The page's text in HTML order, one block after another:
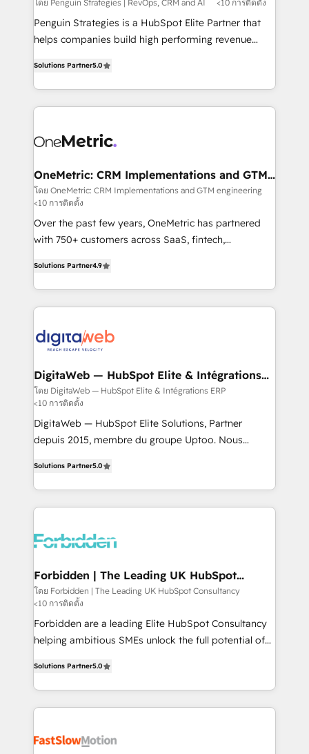
entre l'expertise humaine et l'intelligence artificielle.
Pas pour remplacer l'humain, mais pour l'augmenter.
transformation. D'abord les fondations : des
données unifiées, des processus alignés. Ensuite
vraie performance vient de l'intérieur. Act Inside.
Stand Out.
โดย Penguin Strategies | RevOps, CRM and AI <10 การติดตั้ง
Penguin Strategies is a HubSpot Elite Partner that
helps companies build high performing revenue
system environments and global SaaS or
manufacturing teams. Trusted by leading enterprises
and fast growing scale ups including Sony, Rapyd,
Design Automation and Uptive. 📊 RevOps & data
integrations 🤖 AI workflows & enrichment 📘 Team
enablement & company-wide adoption We create
HubSpot environments that teams use with
confidence and that leadership can rely on for
scalable revenue insights.
Solutions Partner5.0
OneMetric: CRM Implementations and GTM
engineering
โดย OneMetric: CRM Implementations and GTM engineering
<10 การติดตั้ง
Over the past few years, OneMetric has partnered
with 750+ customers across SaaS, fintech,
150+ HubSpot-certified experts, we deliver scalable
solutions to complex GTM and RevOps challenges.
Our Expertise 🔹 Onboarding & Implementation:
tailored to your GTM motion. 🔹 Migrations: Move
downtime. 🔹 RevOps Strategy: Align teams,
processes, and data to drive revenue efficiency. 🔹
Integrations: Connect HubSpot with your tech stack
for better adoption. 🔹 Custom Solutions: Build
tailored apps, workflows, and configurations. We are
our commitment to data security and compliance. At
OneMetric, we help revenue teams focus on the
OneMetric that matters most: revenue.
Solutions Partner4.9
DigitaWeb — HubSpot Elite & Intégrations
ERP
โดย DigitaWeb — HubSpot Elite & Intégrations ERP
<10 การติดตั้ง
DigitaWeb — HubSpot Elite Solutions, Partner
depuis 2015, membre du groupe Uptoo. Nous
Ventes et Service sur HubSpot grâce à la Revenue
Architecture : alignement des équipes, pipeline
prévisible, croissance mesurable. 🔌 Intégrations
Dynamics..), VOIP (Aircall, Ringover, Modjo), Shopify,
Extensions (React), Serverless Node.js, Custom
Objects, thèmes HubL, agents IA & Breeze AI. 🎯
Secteurs : Industrie, Distribution B2B, SaaS, Services
B2B, Immobilier, Viticulture, Finance. 🚀 Nos livrables
: migration sécurisée, implémentation Marketing +
HubSpot temps réel, formation équipes. 🏆 +350
projets livrés. Accrédités HubSpot CRM
Implementation, Data Migration & Custom
digitaweb.com
Solutions Partner5.0
Forbidden | The Leading UK HubSpot
Consultancy
โดย Forbidden | The Leading UK HubSpot Consultancy
<10 การติดตั้ง
Forbidden are a leading Elite HubSpot Consultancy
helping ambitious SMEs unlock the full potential of
but never see the ROI they expected due to poor
adoption, messy data, and disconnected teams
getting in the way. That’s where we come in. We
design, implement, and optimise HubSpot so it
Solutions Partner5.0